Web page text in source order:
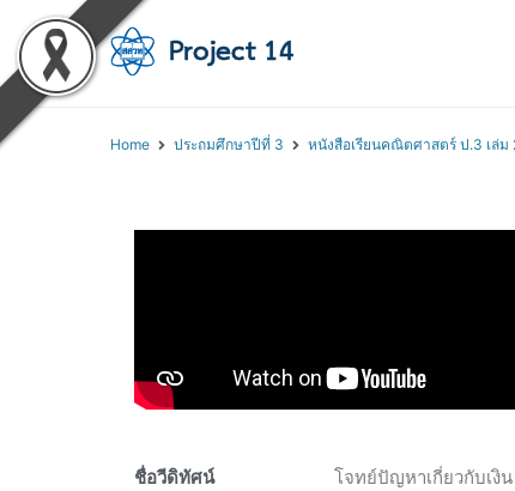
Home ประถมศึกษาปีที่ 3 หนังสือเรียนคณิตศาสตร์ ป.3 เล่ม
ชื่อวีดิทัศน์
โจทย์ปัญหาเกี่ยวกับเงิน